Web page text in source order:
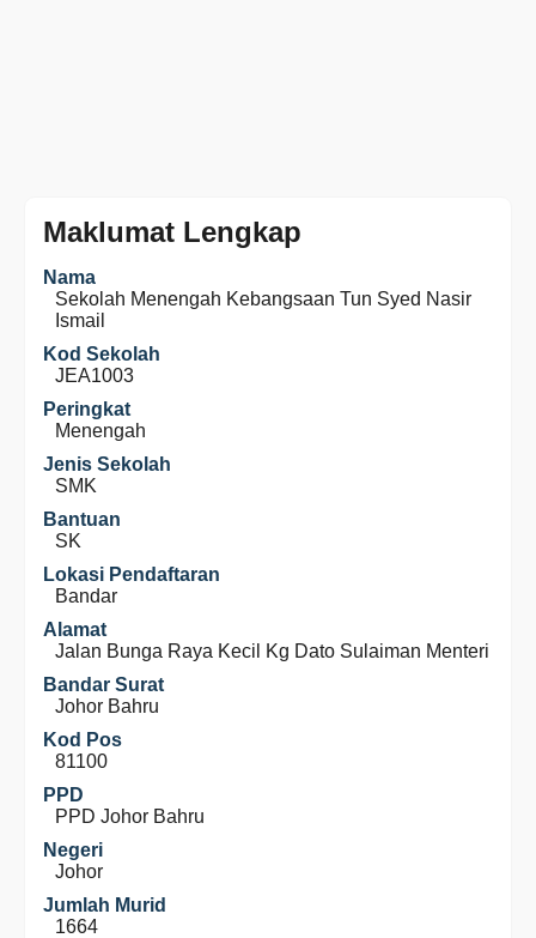
Maklumat Lengkap
Nama
Sekolah Menengah Kebangsaan Tun Syed Nasir
Ismail
Kod Sekolah
JEA1003
Peringkat
Menengah
Jenis Sekolah
SMK
Bantuan
SK
Lokasi Pendaftaran
Bandar
Alamat
Jalan Bunga Raya Kecil Kg Dato Sulaiman Menteri
Bandar Surat
Johor Bahru
Kod Pos
81100
PPD
PPD Johor Bahru
Negeri
Johor
Jumlah Murid
1664